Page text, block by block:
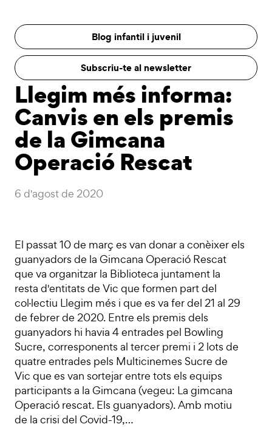
Blog infantil i juvenil
Subscriu-te al newsletter
Llegim més informa:
Canvis en els premis
de la Gimcana
Operació Rescat
6 d'agost de 2020
El passat 10 de març es van donar a conèixer els
guanyadors de la Gimcana Operació Rescat
que va organitzar la Biblioteca juntament la
resta d'entitats de Vic que formen part del
col·lectiu Llegim més i que es va fer del 21 al 29
de febrer de 2020. Entre els premis dels
guanyadors hi havia 4 entrades pel Bowling
Sucre, corresponents al tercer premi i 2 lots de
quatre entrades pels Multicinemes Sucre de
Vic que es van sortejar entre tots els equips
participants a la Gimcana (vegeu: La gimcana
Operació rescat. Els guanyadors). Amb motiu
de la crisi del Covid-19,…